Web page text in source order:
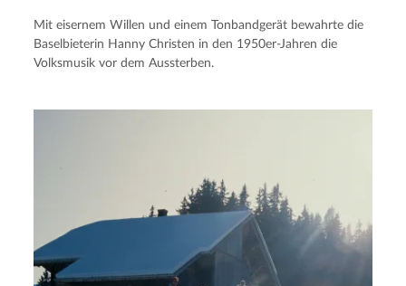
Mit eisernem Willen und einem Tonbandgerät bewahrte die
Baselbieterin Hanny Christen in den 1950er-Jahren die
Volksmusik vor dem Aussterben.